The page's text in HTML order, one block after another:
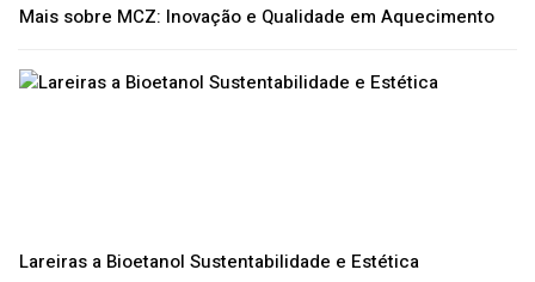
Mais sobre MCZ: Inovação e Qualidade em Aquecimento
Lareiras a Bioetanol Sustentabilidade e Estética